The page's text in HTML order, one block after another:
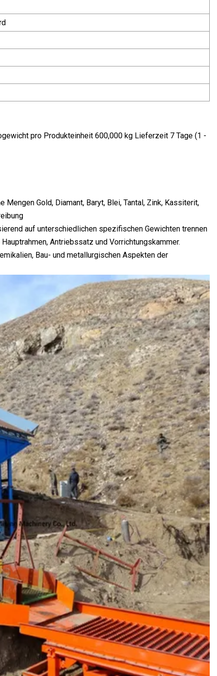
pro Produkteinheit 600,000 kg Lieferzeit 7 Tage (1 -
Gold, Diamant, Baryt, Blei, Tantal, Zink, Kassiterit,
auf unterschiedlichen spezifischen Gewichten trennen
Antriebssatz und Vorrichtungskammer.
Bau- und metallurgischen Aspekten der